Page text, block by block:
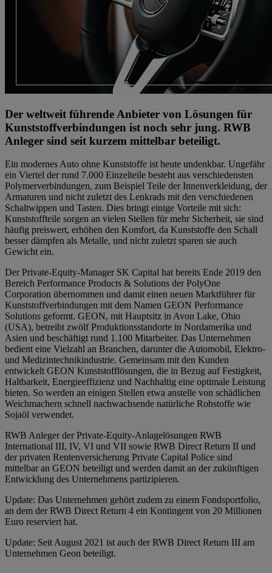
Der weltweit führende Anbieter von Lösungen für
Kunststoffverbindungen ist noch sehr jung. RWB
Anleger sind seit kurzem mittelbar beteiligt.
Ein modernes Auto ohne Kunststoffe ist heute undenkbar. Ungefähr
ein Viertel der rund 7.000 Einzelteile besteht aus verschiedensten
Polymerverbindungen, zum Beispiel Teile der Innenverkleidung, der
Armaturen und nicht zuletzt des Lenkrads mit den verschiedenen
Schaltwippen und Tasten. Dies bringt einige Vorteile mit sich:
Kunststoffteile sorgen an vielen Stellen für mehr Sicherheit, sie sind
häufig preiswert, erhöhen den Komfort, da Kunststoffe den Schall
besser dämpfen als Metalle, und nicht zuletzt sparen sie auch
Gewicht ein.
Der Private-Equity-Manager SK Capital hat bereits Ende 2019 den
Bereich Performance Products & Solutions der PolyOne
Corporation übernommen und damit einen neuen Marktführer für
Kunststoffverbindungen mit dem Namen GEON Performance
Solutions geformt. GEON, mit Hauptsitz in Avon Lake, Ohio
(USA), betreibt zwölf Produktionsstandorte in Nordamerika und
Asien und beschäftigt rund 1.100 Mitarbeiter. Das Unternehmen
bedient eine Vielzahl an Branchen, darunter die Automobil, Elektro-
und Medizintechnikindustrie. Gemeinsam mit den Kunden
entwickelt GEON Kunststofflösungen, die in Bezug auf Festigkeit,
Haltbarkeit, Energieeffizienz und Nachhaltig eine optimale Leistung
bieten. So werden an einigen Stellen etwa anstelle von schädlichen
Weichmachern schnell nachwachsende natürliche Rohstoffe wie
Sojaöl verwendet.
RWB Anleger der Private-Equity-Anlagelösungen RWB
International III, IV, VI und VII sowie RWB Direct Return II und
der privaten Rentenversicherung Private Capital Police sind
mittelbar an GEON beteiligt und werden damit an der zukünftigen
Entwicklung des Unternehmens partizipieren.
Update: Das Unternehmen gehört zudem zu einem Fondsportfolio,
an dem der RWB Direct Return 4 ein Kontingent von 20 Millionen
Euro reserviert hat.
Update: Seit August 2021 ist auch der RWB Direct Return III am
Unternehmen Geon beteiligt.